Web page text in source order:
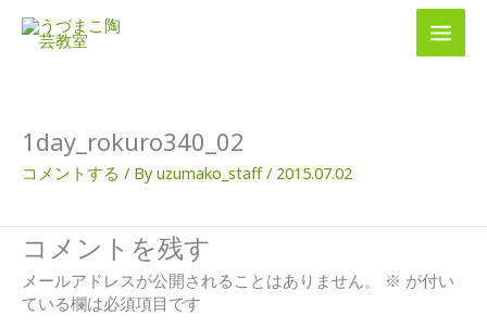
1day_rokuro340_02
コメントする / Byuzumako_staff/ 2015.07.02
コメントを残す
メールアドレスが公開されることはありません。 ※ が付い
ている欄は必須項目です